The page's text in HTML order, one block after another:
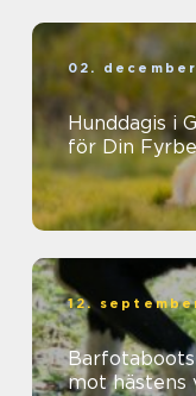
02.
Hunddagis i
för Din
12.
mot hästens